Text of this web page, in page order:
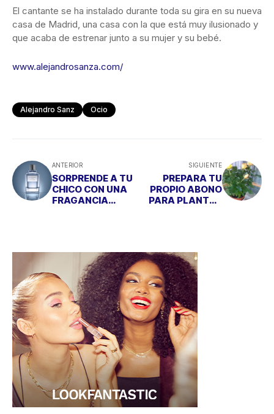
El cantante se ha instalado durante toda su gira en su nueva
casa de Madrid, una casa con la que está muy ilusionado y
que acaba de estrenar junto a su mujer y su bebé.
www.alejandrosanza.com/
Alejandro Sanz Ocio
ANTERIOR
SORPRENDE A TU
CHICO CON UNA
FRAGANCIA
SIGUIENTE
PREPARA TU
PROPIO ABONO
PARA PLANTAS